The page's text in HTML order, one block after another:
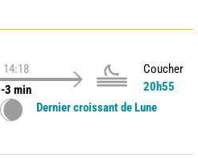
14:18
-3 min
Coucher
20h55
Dernier croissant de Lune